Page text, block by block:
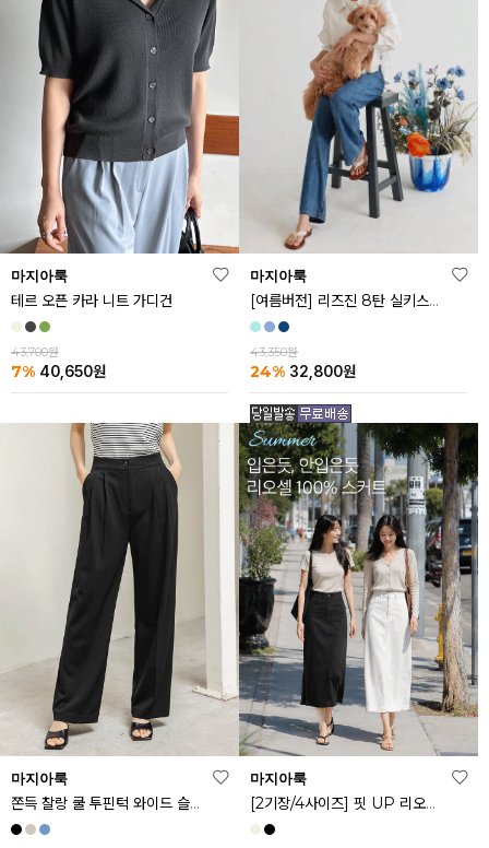
마지아룩
테르 오픈 카라 니트 가디건
43,700원
7% 40,650원
마지아룩
[여름버전] 리즈진 8탄 실키스판 와이드 아이스 데님 팬츠
43,350원
24% 32,800원
마지아룩
쫀득 찰랑 쿨 투핀턱 와이드 슬랙스
마지아룩
[2기장/4사이즈] 핏 UP 리오셀 스판 스커트